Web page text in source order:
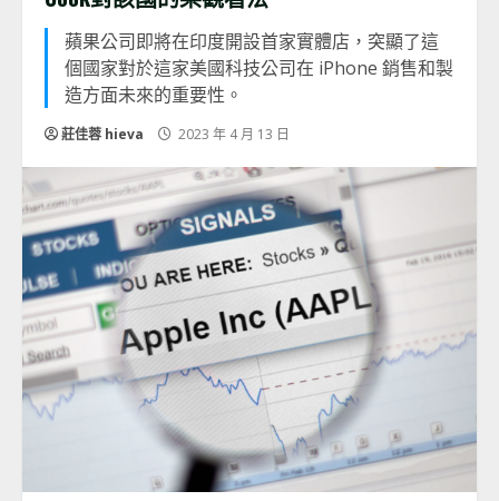
蘋果公司即將在印度開設首家實體店，突顯了這
個國家對於這家美國科技公司在 iPhone 銷售和製
造方面未來的重要性。
莊佳蓉 hieva 2023 年 4 月 13 日